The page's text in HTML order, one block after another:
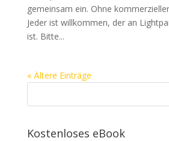
gemeinsam ein. Ohne
Jeder ist willkommen, der an
ist. Bitte...
« Ältere Einträge
Kostenloses eBook